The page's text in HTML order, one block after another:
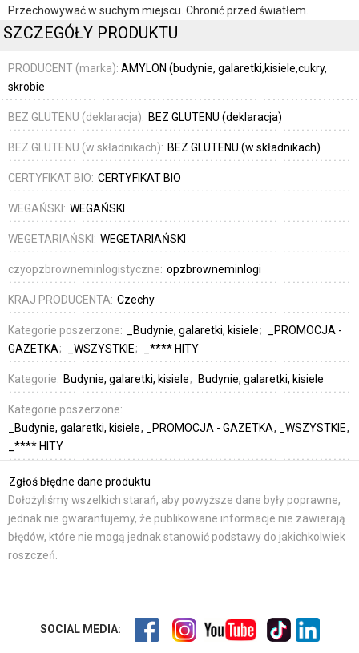
Przechowywać w suchym miejscu. Chronić przed światłem.
SZCZEGÓŁY PRODUKTU
PRODUCENT (marka): AMYLON (budynie, galaretki,kisiele,cukry,
skrobie
BEZ GLUTENU (deklaracja): BEZ GLUTENU (deklaracja)
BEZ GLUTENU (w składnikach): BEZ GLUTENU (w składnikach)
CERTYFIKAT BIO: CERTYFIKAT BIO
WEGAŃSKI: WEGAŃSKI
WEGETARIAŃSKI: WEGETARIAŃSKI
czyopzbrowneminlogistyczne: opzbrowneminlogi
KRAJ PRODUCENTA: Czechy
Kategorie poszerzone: _Budynie, galaretki, kisiele
_PROMOCJA -
GAZETKA
_WSZYSTKIE _**** HITY
Kategorie: Budynie, galaretki, kisiele Budynie, galaretki, kisiele
Kategorie poszerzone:
_Budynie, galaretki, kisiele
_PROMOCJA - GAZETKA
_WSZYSTKIE
_**** HITY
Zgłoś błędne dane produktu
Dołożyliśmy wszelkich starań, aby powyższe dane były poprawne,
jednak nie gwarantujemy, że publikowane informacje nie zawierają
błędów, które nie mogą jednak stanowić podstawy do jakichkolwiek
roszczeń.
SOCIAL MEDIA: